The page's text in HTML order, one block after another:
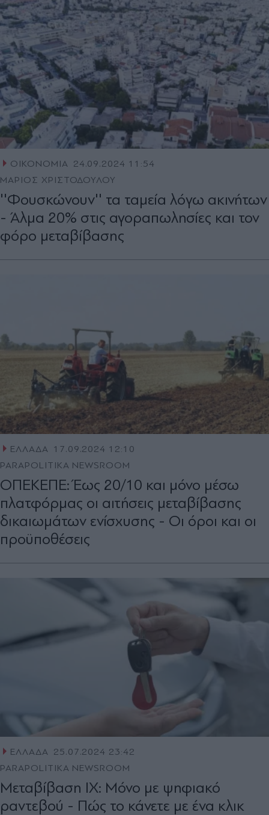
ΟΙΚΟΝΟΜΙΑ 24.09.2024 11:54
ΜΑΡΙΟΣ ΧΡΙΣΤΟΔΟΥΛΟΥ
''Φουσκώνουν'' τα ταμεία λόγω ακινήτων
- Άλµα 20% στις αγοραπωλησίες και τον
φόρο µεταβίβασης
ΕΛΛΑΔΑ
17.09.2024 12:10
PARAPOLITIKA NEWSROOM
ΟΠΕΚΕΠΕ: Έως 20/10 και μόνο μέσω
πλατφόρμας οι αιτήσεις μεταβίβασης
δικαιωμάτων ενίσχυσης - Οι όροι και οι
προϋποθέσεις
ΕΛΛΑΔΑ 25.07.2024 23:42
PARAPOLITIKA NEWSROOM
Μεταβίβαση ΙΧ: Μόνο με ψηφιακό
ραντεβού - Πώς το κάνετε με ένα κλικ